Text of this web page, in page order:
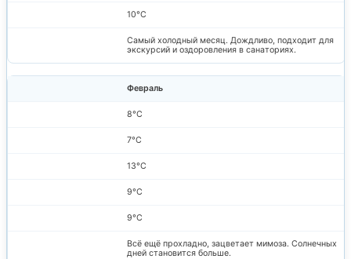
10°C
Самый холодный месяц. Дождливо, подходит для
экскурсий и оздоровления в санаториях.
Февраль
8°C
7°C
13°C
9°C
9°C
Всё ещё прохладно, зацветает мимоза. Солнечных
дней становится больше.